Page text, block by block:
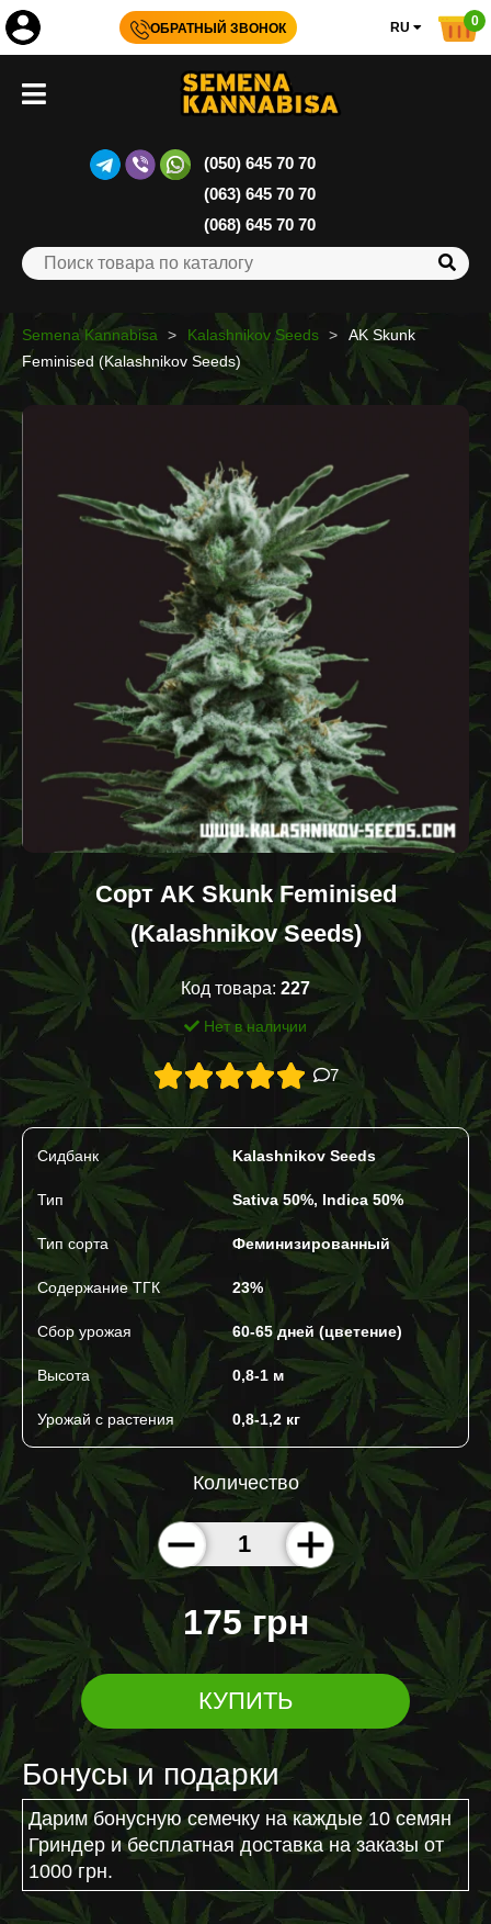
ОБРАТНЫЙ ЗВОНОК RU 0
(050) 645 70 70
(063) 645 70 70
(068) 645 70 70
Semena Kannabisa Kalashnikov Seeds
AK Skunk
Feminised (Kalashnikov Seeds)
Сорт AK Skunk Feminised
(Kalashnikov Seeds)
Код товара: 227
Нет в наличии
7
Сидбанк Kalashnikov Seeds
Тип Sativa 50%, Indica 50%
Тип сорта Феминизированный
Содержание ТГК 23%
Сбор урожая 60-65 дней (цветение)
Высота 0,8-1 м
Урожай с растения 0,8-1,2 кг
Количество
175 грн
КУПИТЬ
Бонусы и подарки
Дарим бонусную семечку на каждые 10 семян
Гриндер и бесплатная доставка на заказы от
1000 грн.